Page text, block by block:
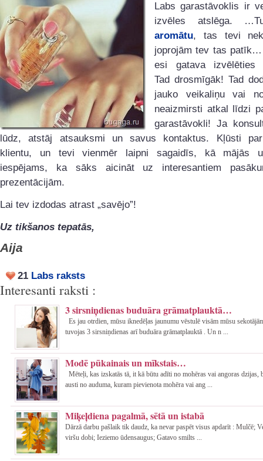
Labs garastāvoklis ir
izvēles atslēga.
aromātu, tas tevi
joprojām tev tas
esi gatava izvēlēties
Tad drosmīgāk! Tad
jauko veikaliņu vai
neaizmirsti atkal līdzi
garastāvokli! Ja
lūdz, atstāj atsauksmi un savus kontaktus. Kļūsti
klientu, un tevi vienmēr laipni sagaidīs, kā mājās
iespējams, ka sāks aicināt uz interesantiem
prezentācijām.
Lai tev izdodas atrast „savējo”!
Uz tikšanos tepatās,
Aija
21 Labs raksts
Interesanti raksti :
3 sirsniņdienas buduāra grāmatplauktā…
Es jau otrdien, mūsu iknedēļas jaunumu vēstulē visām mūsu
tuvojas 3 sirsniņdienas arī buduāra grāmatplauktā . Un n ...
Modē pūkainais un mīkstais…
Mēteļi, kas izskatās tā, it kā būtu adīti no mohēras vai angoras dzijas,
austi no auduma, kuram pievienota mohēra vai ang ...
Miķeļdiena pagalmā, sētā un istabā
Dārzā darbu pašlaik tik daudz, ka nevar paspēt visus apdarīt : Mulčē;
viršu dobi; Ieziemo ūdensaugus; Gatavo smilts ...